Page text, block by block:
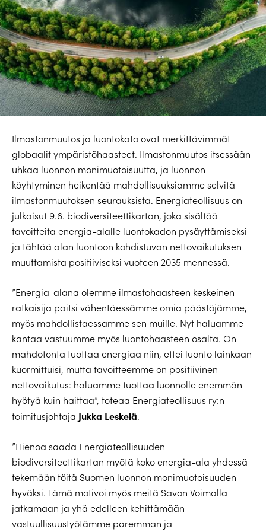
Ilmastonmuutos ja luontokato ovat merkittävimmät
globaalit ympäristöhaasteet. Ilmastonmuutos itsessään
uhkaa luonnon monimuotoisuutta, ja luonnon
köyhtyminen heikentää mahdollisuuksiamme selvitä
ilmastonmuutoksen seurauksista. Energiateollisuus on
julkaisut 9.6. biodiversiteettikartan, joka sisältää
tavoitteita energia-alalle luontokadon pysäyttämiseksi
ja tähtää alan luontoon kohdistuvan nettovaikutuksen
muuttamista positiiviseksi vuoteen 2035 mennessä.
”Energia-alana olemme ilmastohaasteen keskeinen
ratkaisija paitsi vähentäessämme omia päästöjämme,
myös mahdollistaessamme sen muille. Nyt haluamme
kantaa vastuumme myös luontohaasteen osalta. On
mahdotonta tuottaa energiaa niin, ettei luonto lainkaan
kuormittuisi, mutta tavoitteemme on positiivinen
nettovaikutus: haluamme tuottaa luonnolle enemmän
hyötyä kuin haittaa”, toteaa Energiateollisuus ry:n
toimitusjohtaja Jukka Leskelä.
”Hienoa saada Energiateollisuuden
biodiversiteettikartan myötä koko energia-ala yhdessä
tekemään töitä Suomen luonnon monimuotoisuuden
hyväksi. Tämä motivoi myös meitä Savon Voimalla
jatkamaan ja yhä edelleen kehittämään
vastuullisuustyötämme paremman ja